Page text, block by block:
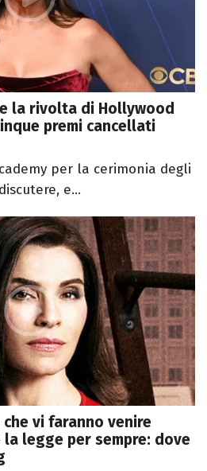
la rivolta di Hollywood
premi cancellati
per la cerimonia degli
e...
vi faranno venire
legge per sempre: dove